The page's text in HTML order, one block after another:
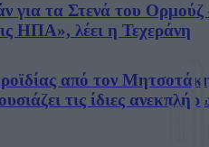
για τα Στενά του Ορμούζ
ΗΠΑ», λέει η Τεχεράνη
από τον
τις ίδιες